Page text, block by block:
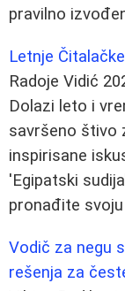
pravilno
Letnje
Radoje Vidić
Dolazi leto i
savršeno štivo
inspirisane
'Egipatski
pronađite
Vodič za negu
rešenja za